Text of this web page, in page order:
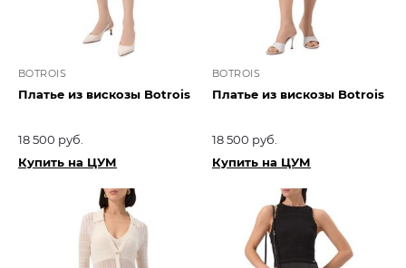
BOTROIS
Платье из вискозы Botrois
18 500 руб.
Купить на ЦУМ
BOTROIS
Платье из вискозы Botrois
18 500 руб.
Купить на ЦУМ